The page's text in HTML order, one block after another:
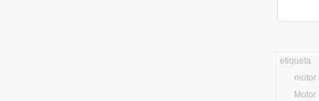
etiqueta
motor